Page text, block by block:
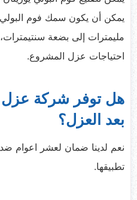
يمكن أن يكون سمك فوم البولي
مليمترات إلى بضعة
احتياجات عزل المشروع.
هل توفر شركة
بعد العزل؟
نعم لدينا ضمان لعشر اعوام
تطبيقها.